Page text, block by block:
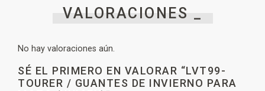
VALORACIONES _
No hay valoraciones aún.
SÉ EL PRIMERO EN VALORAR “LVT99-
TOURER / GUANTES DE INVIERNO PARA